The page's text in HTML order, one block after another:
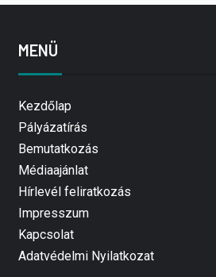
MENÜ
Kezdőlap
Pályázatírás
Bemutatkozás
Médiaajánlat
Hírlevél feliratkozás
Impresszum
Kapcsolat
Adatvédelmi Nyilatkozat